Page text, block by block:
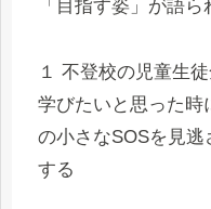
「目指す姿」が語ら
１ 不登校の児童生
学びたいと思った時
の小さなSOSを見
する